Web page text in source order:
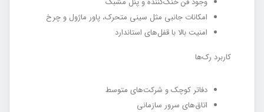
امکانات جانبی مثل سینی متحرک، پاور ماژول و چرخ
امنیت بالا با قفل‌های استاندارد
کاربرد رک‌ها
دفاتر کوچک و شرکت‌های متوسط
اتاق‌های سرور سازمانی